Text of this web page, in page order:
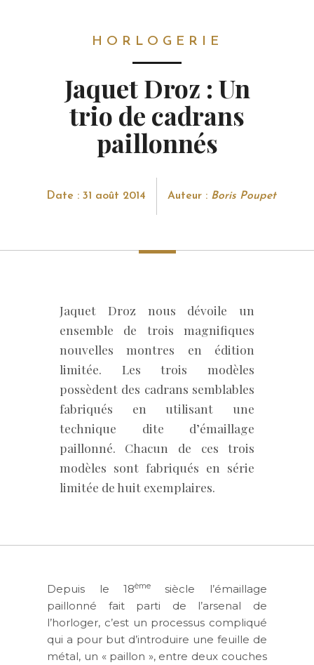
HORLOGERIE
Jaquet Droz : Un
trio de cadrans
paillonnés
Date : 31 août 2014 Auteur : Boris Poupet
Jaquet Droz nous dévoile un
ensemble de trois magnifiques
nouvelles montres en édition
limitée. Les trois modèles
possèdent des cadrans semblables
fabriqués en utilisant une
technique dite d’émaillage
paillonné. Chacun de ces trois
modèles sont fabriqués en série
limitée de huit exemplaires.
Depuis le 18ème
siècle l’émaillage
paillonné fait parti de l’arsenal de
l’horloger, c’est un processus compliqué
qui a pour but d’introduire une feuille de
métal, un « paillon », entre deux couches